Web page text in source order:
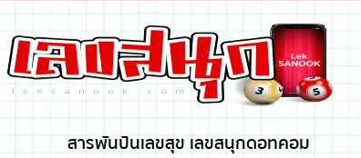
สารพันปันเลขสุข เลขสนุกดอทคอม